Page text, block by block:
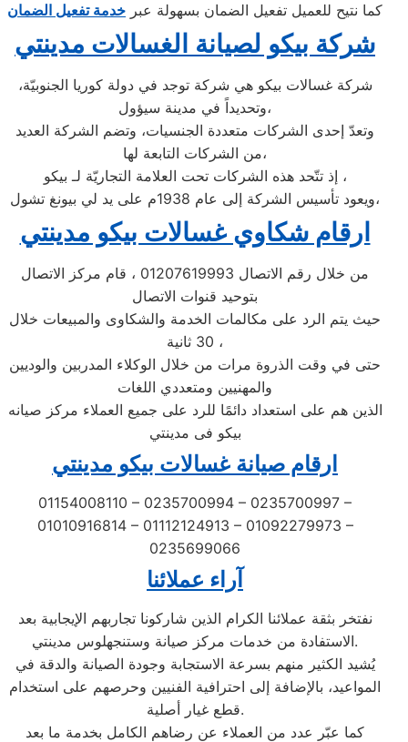
كما نتيح للعميل تفعيل الضمان بسهولة عبر خدمة تفعيل الضمان
شركة بيكو لصيانة الغسالات مدينتي
شركة غسالات بيكو هي شركة توجد في دولة كوريا الجنوبيّة،
وتحديداً في مدينة سيؤول،
وتعدّ إحدى الشركات متعددة الجنسيات، وتضم الشركة العديد
من الشركات التابعة لها،
إذ تتّحد هذه الشركات تحت العلامة التجاريّة لـ بيكو ،
ويعود تأسيس الشركة إلى عام 1938م على يد لي بيونغ تشول،
ارقام شكاوي غسالات بيكو مدينتي
من خلال رقم الاتصال 01207619993 ، قام مركز الاتصال
بتوحيد قنوات الاتصال
حيث يتم الرد على مكالمات الخدمة والشكاوى والمبيعات خلال
30 ثانية ،
حتى في وقت الذروة مرات من خلال الوكلاء المدربين والوديين
والمهنيين ومتعددي اللغات
الذين هم على استعداد دائمًا للرد على جميع العملاء مركز صيانه
بيكو فى مدينتي
ارقام صيانة غسالات بيكو مدينتي
01154008110 – 0235700994 – 0235700997 –
01010916814 – 01112124913 – 01092279973 –
0235699066
آراء عملائنا
نفتخر بثقة عملائنا الكرام الذين شاركونا تجاربهم الإيجابية بعد
الاستفادة من خدمات مركز صيانة وستنجهلوس مدينتي.
يُشيد الكثير منهم بسرعة الاستجابة وجودة الصيانة والدقة في
المواعيد، بالإضافة إلى احترافية الفنيين وحرصهم على استخدام
قطع غيار أصلية.
كما عبّر عدد من العملاء عن رضاهم الكامل بخدمة ما بعد